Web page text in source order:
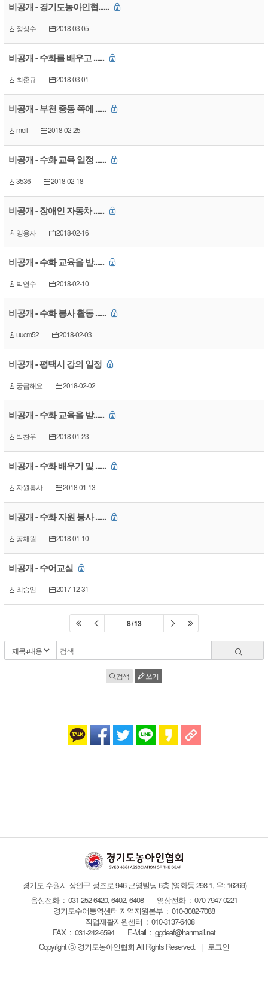
비공개 - 경기도농아인협......
정상수 2018-03-05
비공개 - 수화를 배우고 ......
최춘규 2018-03-01
비공개 - 부천 중동 쪽에 ......
meil 2018-02-25
비공개 - 수화 교육 일정 ......
3536 2018-02-18
비공개 - 장애인 자동차 ......
잉용자 2018-02-16
비공개 - 수화 교육을 받......
박연수 2018-02-10
비공개 - 수화 봉사 활동 ......
uucm52 2018-02-03
비공개 - 평택시 강의 일정
궁금해요 2018-02-02
비공개 - 수화 교육을 받......
박찬우 2018-01-23
비공개 - 수화 배우기 및 ......
자원봉사 2018-01-13
비공개 - 수화 자원 봉사 ......
공채원 2018-01-10
비공개 - 수어교실
최승임 2017-12-31
8 / 13
검색 쓰기
경기도 수원시 장안구 정조로 946 근영빌딩 6층 (영화동 298-1, 우: 16269)
음성전화 : 031-252-6420, 6402, 6408
영상전화 : 070-7947-0221
경기도수어통역센터 지역지원본부 : 010-3082-7088
직업재활지원센터 : 010-3137-6408
FAX : 031-242-6594 E-Mail :ggdeaf@hanmail.net
Copyright ⓒ 경기도농아인협회 All Rights Reserved. | 로그인